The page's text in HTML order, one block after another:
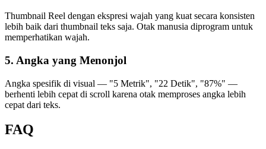
Thumbnail Reel dengan ekspresi wajah yang kuat secara konsisten
lebih baik dari thumbnail teks saja. Otak manusia diprogram untuk
memperhatikan wajah.
5. Angka yang Menonjol
Angka spesifik di visual — "5 Metrik", "22 Detik", "87%" —
berhenti lebih cepat di scroll karena otak memproses angka lebih
cepat dari teks.
FAQ